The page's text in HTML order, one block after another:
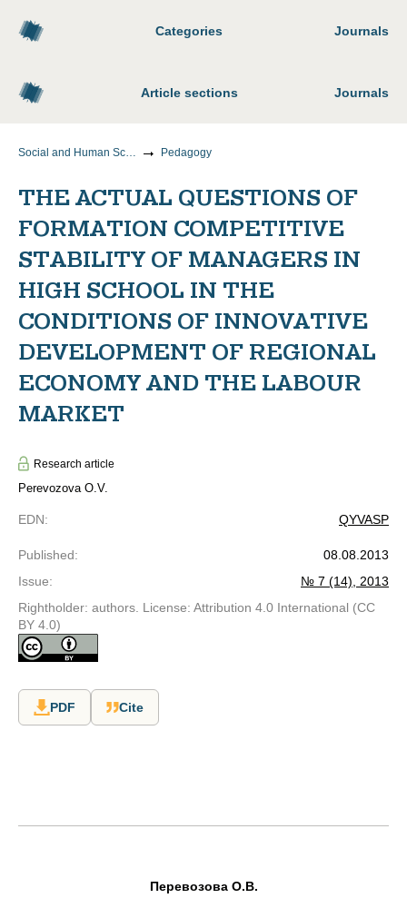
Categories Journals
Article sections Journals
Social and Human Sciences Pedagogy
THE ACTUAL QUESTIONS OF
FORMATION COMPETITIVE
STABILITY OF MANAGERS IN
HIGH SCHOOL IN THE
CONDITIONS OF INNOVATIVE
DEVELOPMENT OF REGIONAL
ECONOMY AND THE LABOUR
MARKET
Research article
Perevozova O.V.
EDN: QYVASP
Published:
08.08.2013
Issue:
№ 7 (14), 2013
Rightholder: authors. License: Attribution 4.0 International (CC
BY 4.0)
PDF Cite
Перевозова О.В.